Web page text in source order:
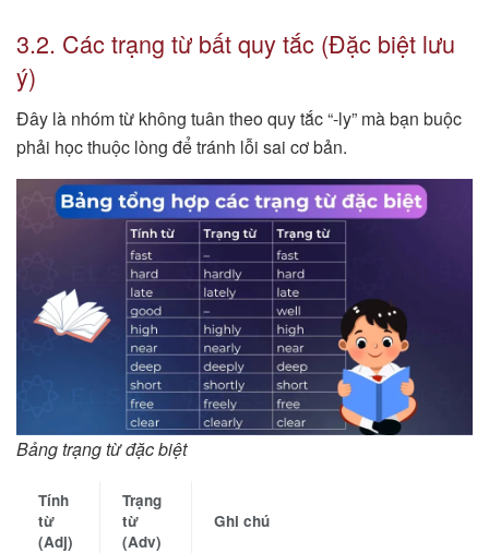
3.2. Các trạng từ bất quy tắc (Đặc biệt lưu
ý)
Đây là nhóm từ không tuân theo quy tắc “-ly” mà bạn buộc
phải học thuộc lòng để tránh lỗi sai cơ bản.
Bảng trạng từ đặc biệt
Tính
từ
(Adj)
Trạng
từ
(Adv)
Ghi chú